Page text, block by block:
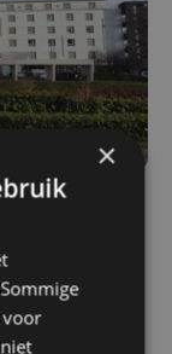
dienst in AZ
×